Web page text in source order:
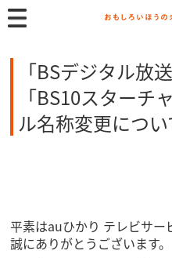
「BSデジタル放
「BS10スターチ
ル名称変更につい
平素はauひかり テレビサー
誠にありがとうございます。